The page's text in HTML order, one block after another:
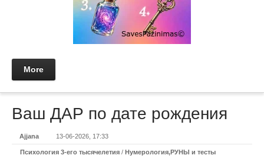
More
Ваш ДАР по дате рождения
Ajjana 13-06-2026, 17:33
Психология 3-его тысячелетия / Нумерология,РУНЫ и тесты